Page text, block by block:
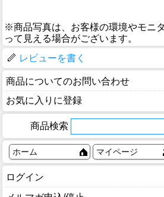
※商品写真は、お客様の環境やモニ
って見える場合がございます。
レビューを書く
商品についてのお問い合わせ
お気に入りに登録
商品検索
ホーム マイページ
ログイン